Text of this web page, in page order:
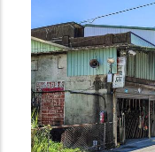
目前集散中心
或是市民休閒活